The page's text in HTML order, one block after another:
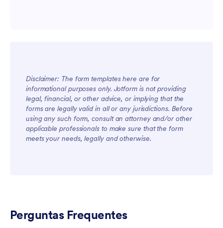
Disclaimer: The form templates here are for
informational purposes only. Jotform is not providing
legal, financial, or other advice, or implying that the
forms are legally valid in all or any jurisdictions. Before
using any such form, consult an attorney and/or other
applicable professionals to make sure that the form
meets your needs, legally and otherwise.
Perguntas Frequentes